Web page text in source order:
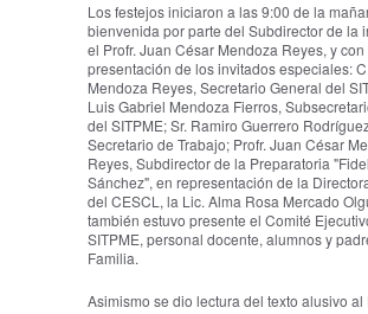
Los festejos iniciaron a las 9:00 de la
bienvenida por parte del Subdirector de la
el Profr. Juan César Mendoza Reyes, y con
presentación de los invitados especiales:
Mendoza Reyes, Secretario General del
Luis Gabriel Mendoza Fierros,
del SITPME; Sr. Ramiro Guerrero
Secretario de Trabajo; Profr. Juan César
Reyes, Subdirector de la Preparatoria
Sánchez", en representación de la
del CESCL, la Lic. Alma Rosa Mercado
también estuvo presente el Comité
SITPME, personal docente, alumnos y
Familia.
Asimismo se dio lectura del texto alusivo al